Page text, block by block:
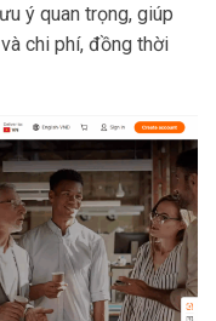
ý quan trọng, giúp
chi phí, đồng thời